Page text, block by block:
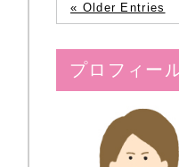
« Older Entries
プロフィー